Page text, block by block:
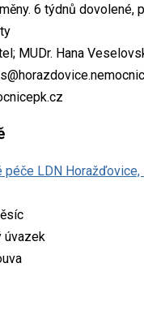
6 týdnů dovolené,
MUDr. Hana
LDN Horažďovice,
úvazek